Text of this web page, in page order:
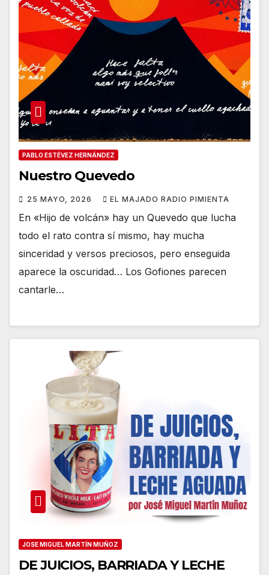
PABLO ESTÉVEZ HERNÁNDEZ
Nuestro Quevedo
25 MAYO, 2026 EL MAJADO RADIO PIMIENTA
En «Hijo de volcán» hay un Quevedo que lucha
todo el rato contra sí mismo, hay mucha
sinceridad y versos preciosos, pero enseguida
aparece la oscuridad… Los Gofiones parecen
cantarle…
JOSE MIGUEL MARTÍN MUÑOZ
DE JUICIOS, BARRIADA Y LECHE